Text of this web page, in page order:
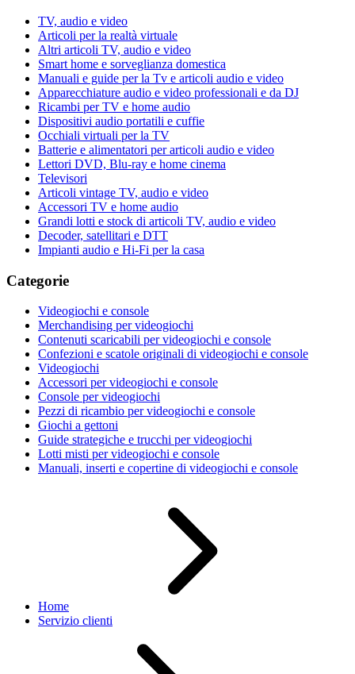
TV, audio e video
Articoli per la realtà virtuale
Altri articoli TV, audio e video
Smart home e sorveglianza domestica
Manuali e guide per la Tv e articoli audio e video
Apparecchiature audio e video professionali e da DJ
Ricambi per TV e home audio
Dispositivi audio portatili e cuffie
Occhiali virtuali per la TV
Batterie e alimentatori per articoli audio e video
Lettori DVD, Blu-ray e home cinema
Televisori
Articoli vintage TV, audio e video
Accessori TV e home audio
Grandi lotti e stock di articoli TV, audio e video
Decoder, satellitari e DTT
Impianti audio e Hi-Fi per la casa
Categorie
Videogiochi e console
Merchandising per videogiochi
Contenuti scaricabili per videogiochi e console
Confezioni e scatole originali di videogiochi e console
Videogiochi
Accessori per videogiochi e console
Console per videogiochi
Pezzi di ricambio per videogiochi e console
Giochi a gettoni
Guide strategiche e trucchi per videogiochi
Lotti misti per videogiochi e console
Manuali, inserti e copertine di videogiochi e console
Home
Servizio clienti